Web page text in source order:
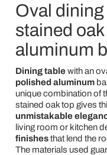
Oval
stained
aluminum
Dining tablewith an
polished aluminum
unique combination of
stained oak top gives
unmistakable
living room or kitchen
finishesthat lend the
The materials used